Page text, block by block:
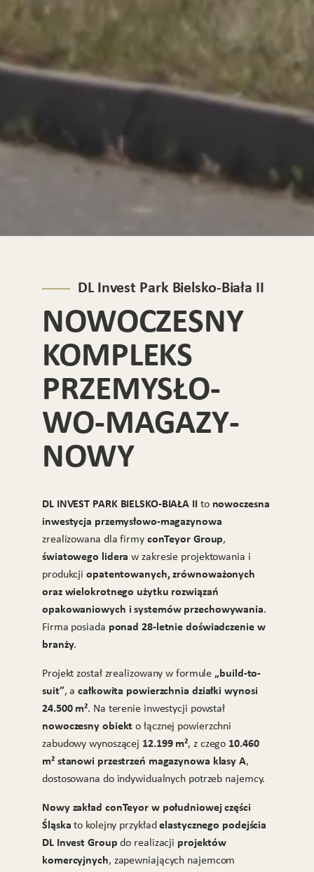
DL Invest Park Bielsko-Biała II
NO­WO­CZES­NY
KOM­PLEKS
PRZE­MY­SŁO­
WO-MA­GA­ZY­
NO­WY
DL INVEST PARK BIELSKO-BIAŁA IIto nowoczesna
inwestycja przemysłowo-magazynowa
zrealizowana dla firmyconTeyor Group,
światowego lidera w zakresie projektowania i
produkcjiopatentowanych, zrównoważonych
oraz wielokrotnego użytku rozwiązań
opakowaniowych i systemów przechowywania.
Firma posiada ponad 28-letnie doświadczenie w
branży.
Projekt został zrealizowany w formule„build-to-
suit”, acałkowita powierzchnia działki wynosi
24.500 m². Na terenie inwestycji powstał
nowoczesny obiekt o łącznej powierzchni
zabudowy wynoszącej 12.199 m², z czego 10.460
m² stanowi przestrzeń magazynowa klasy A,
dostosowana do indywidualnych potrzeb najemcy.
Nowy zakład conTeyor w południowej części
Śląskato kolejny przykładelastycznego podejścia
DL Invest Groupdo realizacji projektów
komercyjnych, zapewniających najemcom